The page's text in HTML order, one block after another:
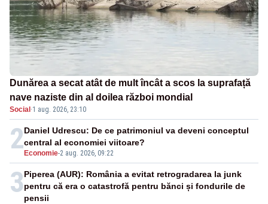
Dunărea a secat atât de mult încât a scos la suprafață
nave naziste din al doilea război mondial
Social ·1 aug. 2026, 23:10
2 Economie-2 aug. 2026, 09:22
Daniel Udrescu: De ce patrimoniul va deveni conceptul
central al economiei viitoare?
3Piperea (AUR): România a evitat retrogradarea la junk
pentru că era o catastrofă pentru bănci și fondurile de
pensii